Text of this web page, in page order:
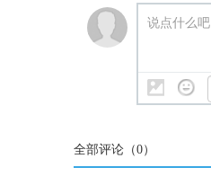
说点什么吧
全部评论（0）